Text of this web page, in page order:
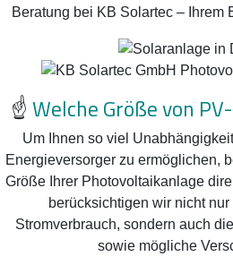
Beratung bei KB Solartec – Ihrem
☝️Welche Größe von
Um Ihnen so viel
Energieversorger zu ermöglichen,
Größe Ihrer Photovoltaikanlage
berücksichtigen wir nicht
Stromverbrauch, sondern auch
sowie mögliche